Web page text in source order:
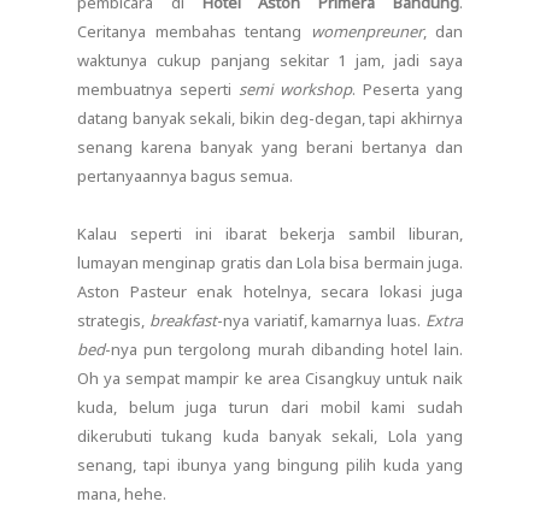
Ceritanya membahas tentang
womenpreuner, dan
waktunya cukup panjang sekitar 1 jam, jadi saya
membuatnya seperti semi workshop. Peserta yang
datang banyak sekali, bikin deg-degan, tapi akhirnya
senang karena banyak yang berani bertanya dan
pertanyaannya bagus semua.
Kalau seperti ini ibarat bekerja sambil liburan,
lumayan menginap gratis dan Lola bisa bermain juga.
Aston Pasteur enak hotelnya, secara lokasi juga
strategis, breakfast-nya variatif, kamarnya luas. Extra
bed-nya pun tergolong murah dibanding hotel lain.
Oh ya sempat mampir ke area Cisangkuy untuk naik
kuda, belum juga turun dari mobil kami sudah
dikerubuti tukang kuda banyak sekali, Lola yang
senang, tapi ibunya yang bingung pilih kuda yang
mana, hehe.